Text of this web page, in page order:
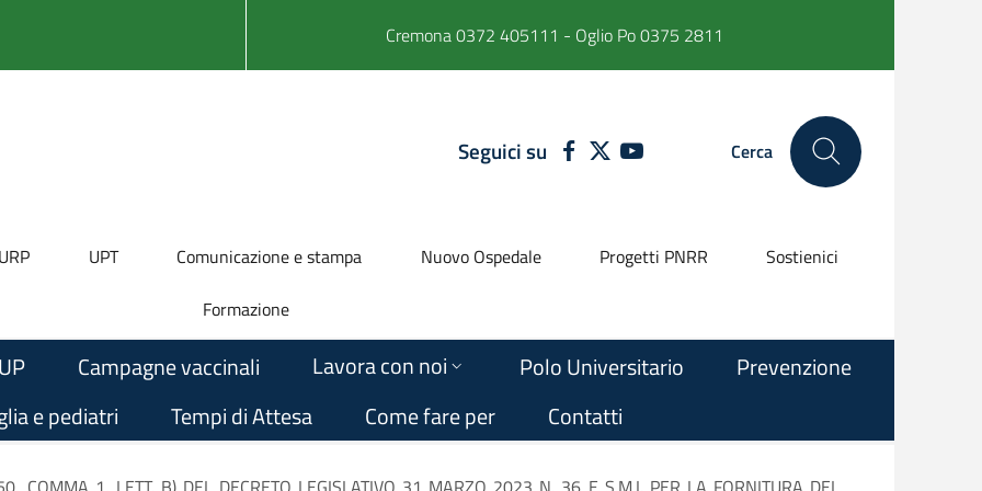
Cremona 0372 405111 - Oglio Po 0375 2811
Seguici suFACEBOOK
TWITTERYOUTUBE Cerca
URP UPT Comunicazione e stampa Nuovo Ospedale Progetti PNRR
Sostienici
Formazione
Campagne vaccinali Lavora con noi Polo Universitario
Prevenzione
e pediatri
Tempi di Attesa Come fare per Contatti